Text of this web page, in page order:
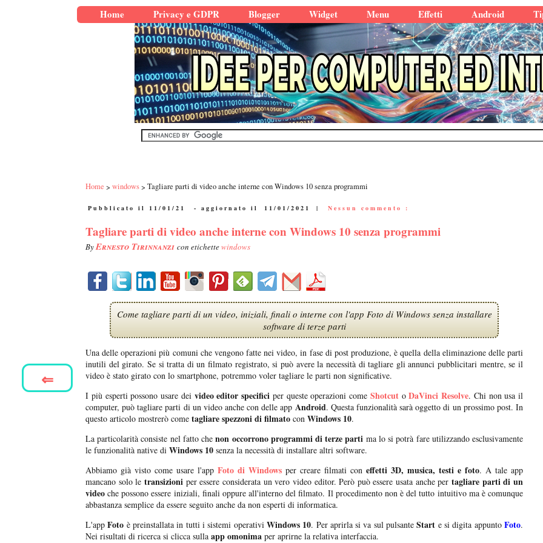
Home Privacy e GDPR Blogger Widget Menu Effetti Android
Home windows Tagliare parti di video anche interne con Windows 10 senza programmi
Pubblicato il 11/01/21 - aggiornato il 11/01/2021 | Nessun commento :
Tagliare parti di video anche interne con Windows 10 senza programmi
ByErnesto Tirinnanzi con etichettewindows
Come tagliare parti di un video, iniziali, finali o interne con l'app Foto di Windows senza installare
software di terze parti
Una delle operazioni più comuni che vengono fatte nei video, in fase di post produzione, è quella della eliminazione delle parti
inutili del girato. Se si tratta di un filmato registrato, si può avere la necessità di tagliare gli annunci pubblicitari mentre, se il
video è stato girato con lo smartphone, potremmo voler tagliare le parti non significative.
I più esperti possono usare dei video editor specifici per queste operazioni come ShotcutoDaVinci Resolve. Chi non usa il
computer, può tagliare parti di un video anche con delle app Android. Questa funzionalità sarà oggetto di un prossimo post. In
questo articolo mostrerò come tagliare spezzoni di filmato con Windows 10.
La particolarità consiste nel fatto chenon occorrono programmi di terze parti ma lo si potrà fare utilizzando esclusivamente
le funzionalità native di Windows 10 senza la necessità di installare altri software.
Abbiamo già visto come usare l'app Foto di Windows per creare filmati con effetti 3D, musica, testi e foto. A tale app
mancano solo le transizioniper essere considerata un vero video editor. Però può essere usata anche pertagliare parti di un
video che possono essere iniziali, finali oppure all'interno del filmato. Il procedimento non è del tutto intuitivo ma è comunque
abbastanza semplice da essere seguito anche da non esperti di informatica.
L'app Foto è preinstallata in tutti i sistemi operativiWindows 10. Per aprirla si va sul pulsanteStart e si digita appuntoFoto.
Nei risultati di ricerca si clicca sulla app omonima per aprirne la relativa interfaccia.
⇐